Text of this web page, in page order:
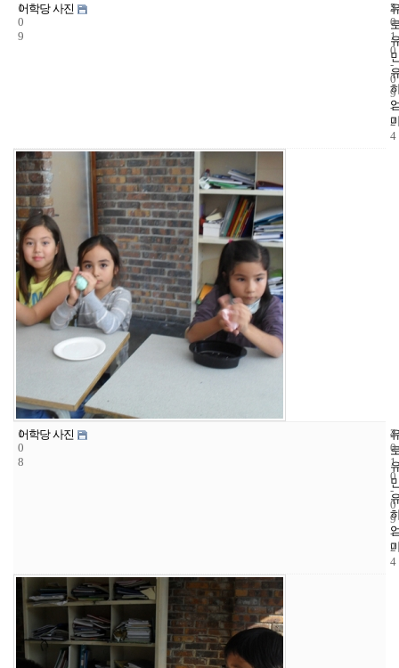
1
0
9
어학당 사진 5
2
0
1
0
-
0
9
-
2
4
1
0
8
어학당 사진 4
2
0
1
0
-
0
9
-
2
4